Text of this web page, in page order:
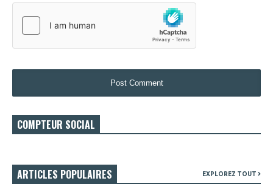
COMPTEUR SOCIAL
ARTICLES POPULAIRES EXPLOREZ TOUT